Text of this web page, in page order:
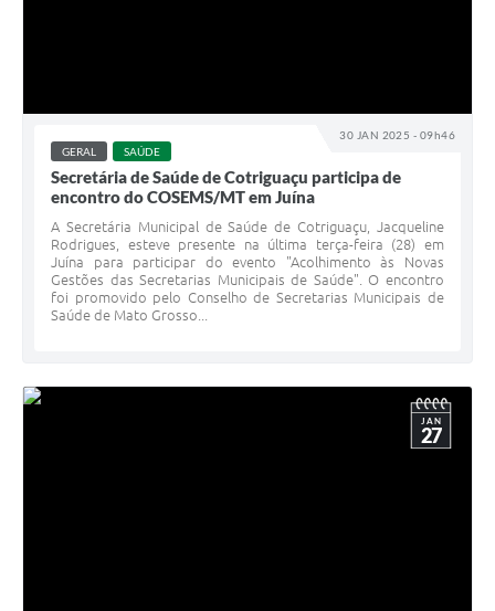
30 JAN 2025 - 09h46
GERAL SAÚDE
Secretária de Saúde de Cotriguaçu participa de
encontro do COSEMS/MT em Juína
A Secretária Municipal de Saúde de Cotriguaçu, Jacqueline
Rodrigues, esteve presente na última terça-feira (28) em
Juína para participar do evento "Acolhimento às Novas
Gestões das Secretarias Municipais de Saúde". O encontro
foi promovido pelo Conselho de Secretarias Municipais de
Saúde de Mato Grosso...
JAN
27